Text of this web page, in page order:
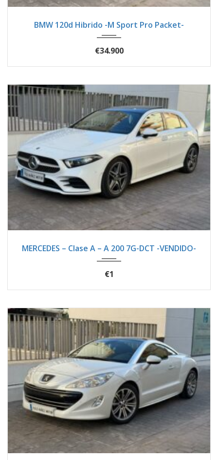
BMW 120d Hibrido -M Sport Pro Packet-
€34.900
MERCEDES – Clase A – A 200 7G-DCT -VENDIDO-
€1